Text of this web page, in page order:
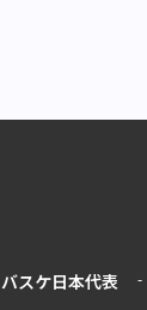
バスケ日本代表